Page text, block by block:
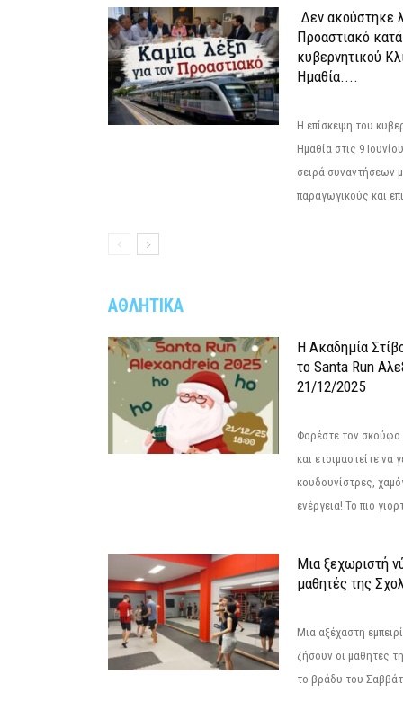
Δεν ακούστηκε
Προαστιακό
κυβερνητικού
Ημαθία....
Η επίσκεψη του
Ημαθία στις 9
σειρά συναντήσεων
παραγωγικούς και
ΑΘΛΗΤΙΚΑ
Η Ακαδημία
το Santa Run
21/12/2025
Φορέστε τον σκούφο
και ετοιμαστείτε να
κουδουνίστρες,
ενέργεια! Το πιο
Μια ξεχωριστή
μαθητές της
Μια αξέχαστη
ζήσουν οι μαθητές
το βράδυ του